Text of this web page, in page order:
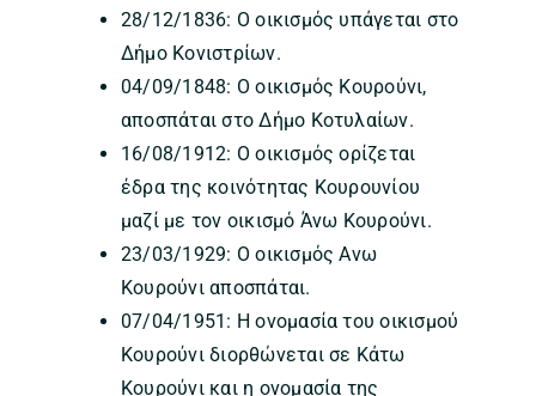
28/12/1836: Ο οικισμός υπάγεται στο
Δήμο Κονιστρίων.
04/09/1848: Ο οικισμός Κουρούνι,
αποσπάται στο Δήμο Κοτυλαίων.
16/08/1912: Ο οικισμός ορίζεται
έδρα της κοινότητας Κουρουνίου
μαζί με τον οικισμό Άνω Κουρούνι.
23/03/1929: Ο οικισμός Ανω
Κουρούνι αποσπάται.
07/04/1951: H ονομασία του οικισμού
Κουρούνι διορθώνεται σε Κάτω
Κουρούνι και η ονομασία της